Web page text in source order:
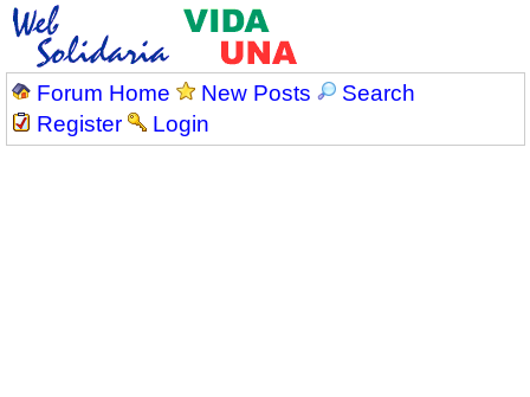
Forum Home New Posts
Search
Register
Login